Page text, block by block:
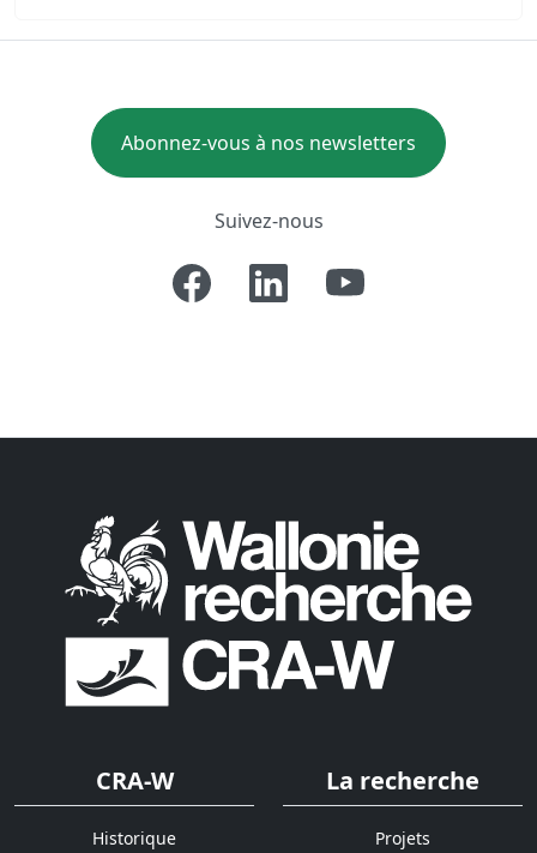
Abonnez-vous à nos newsletters
Suivez-nous
CRA-W
Historique
La recherche
Projets